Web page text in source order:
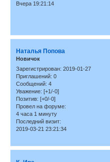
Вчера 19:21:14
Наталья Попова
Новичок
Зарегистрирован: 2019-01-27
Приглашений: 0
Сообщений: 4
Уважение: [+1/-0]
Позитив: [+0/-0]
Провел на форуме:
4 часа 1 минуту
Последний визит:
2019-03-21 23:21:34